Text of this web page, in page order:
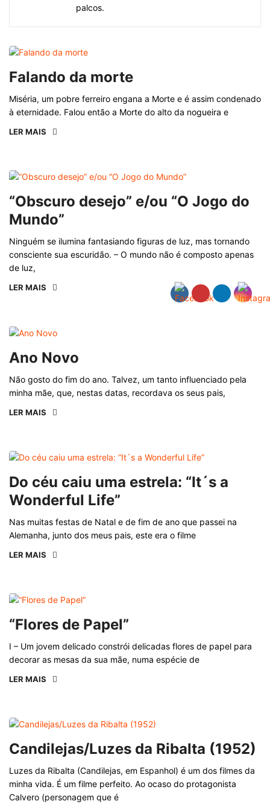
palcos.
Falando da morte
Miséria, um pobre ferreiro engana a Morte e é assim condenado
à eternidade. Falou então a Morte do alto da nogueira e
LER MAIS
“Obscuro desejo” e/ou “O Jogo do
Mundo”
Ninguém se ilumina fantasiando figuras de luz, mas tornando
consciente sua escuridão. – O mundo não é composto apenas
de luz,
LER MAIS
Ano Novo
Não gosto do fim do ano. Talvez, um tanto influenciado pela
minha mãe, que, nestas datas, recordava os seus pais,
LER MAIS
Do céu caiu uma estrela: “It´s a
Wonderful Life”
Nas muitas festas de Natal e de fim de ano que passei na
Alemanha, junto dos meus pais, este era o filme
LER MAIS
“Flores de Papel”
I – Um jovem delicado constrói delicadas flores de papel para
decorar as mesas da sua mãe, numa espécie de
LER MAIS
Candilejas/Luzes da Ribalta (1952)
Luzes da Ribalta (Candilejas, em Espanhol) é um dos filmes da
minha vida. É um filme perfeito. Ao ocaso do protagonista
Calvero (personagem que é